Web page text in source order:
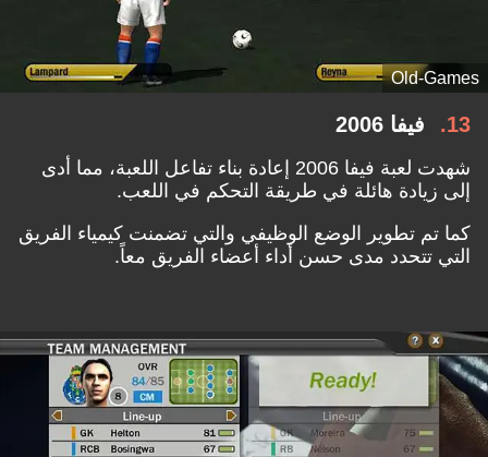
Old-Games
13 فيفا 2006
شهدت لعبة فيفا 2006 إعادة بناء تفاعل اللعبة، مما أدى
إلى زيادة هائلة في طريقة التحكم في اللعب.
كما تم تطوير الوضع الوظيفي والتي تضمنت كيمياء الفريق
التي تتحدد مدى حسن أداء أعضاء الفريق معاً.